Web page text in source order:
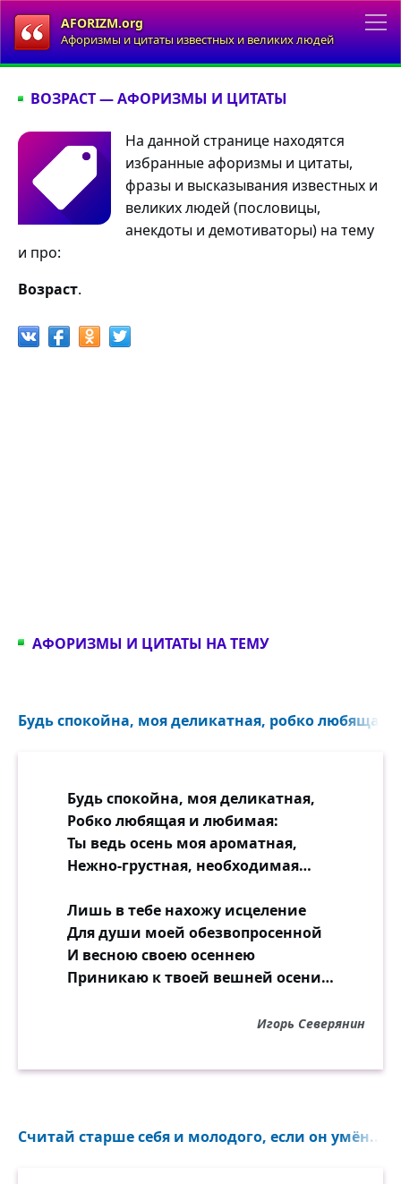
AFORIZM.org
Афоризмы и цитаты известных и великих людей
ВОЗРАСТ — АФОРИЗМЫ И ЦИТАТЫ
На данной странице находятся
избранные афоризмы и цитаты,
фразы и высказывания известных и
великих людей (пословицы,
анекдоты и демотиваторы) на тему
и про:
Возраст.
АФОРИЗМЫ И ЦИТАТЫ НА ТЕМУ
Будь спокойна, моя деликатная, робко любящая
Будь спокойна, моя деликатная,
Робко любящая и любимая:
Ты ведь осень моя ароматная,
Нежно-грустная, необходимая…
Лишь в тебе нахожу исцеление
Для души моей обезвопросенной
И весною своею осеннею
Приникаю к твоей вешней осени…
Игорь Северянин
Считай старше себя и молодого, если он умён...